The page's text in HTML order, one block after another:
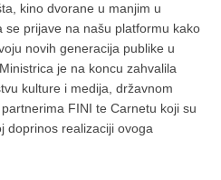
kino dvorane u manjim u
se prijave na našu platformu kako
novih generacija publike u
je na koncu zahvalila
kulture i medija, državnom
FINI te Carnetu koji su
doprinos realizaciji ovoga